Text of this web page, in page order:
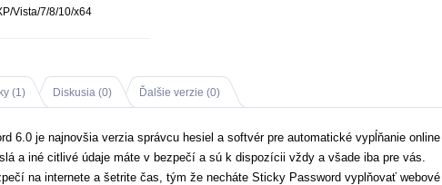
Vista/7/8/10/x64
(1) Diskusia (0) Ďalšie verzie (0)
6.0 je najnovšia verzia správcu hesiel a softvér pre automatické vypĺňanie online
a iné citlivé údaje máte v bezpečí a sú k dispozícii vždy a všade iba pre vás.
na internete a šetrite čas, tým že necháte Sticky Password vyplňovať webové